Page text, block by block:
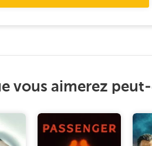
vous aimerez